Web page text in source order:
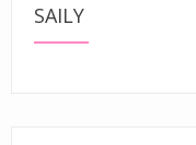
SAILY